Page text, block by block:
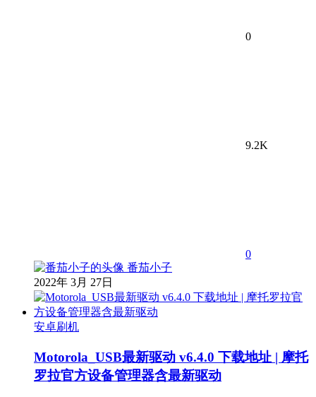
0
9.2K
0
番茄小子
2022年 3月 27日
安卓刷机
Motorola_USB最新驱动 v6.4.0 下载地址 | 摩托
罗拉官方设备管理器含最新驱动